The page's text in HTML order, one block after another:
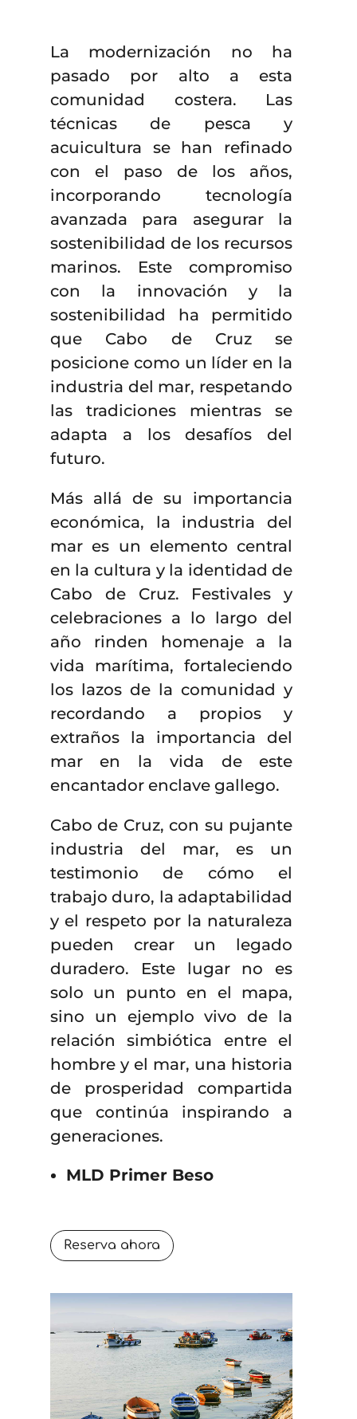
La modernización no ha
pasado por alto a esta
comunidad costera. Las
técnicas de pesca y
acuicultura se han refinado
con el paso de los años,
incorporando tecnología
avanzada para asegurar la
sostenibilidad de los recursos
marinos. Este compromiso
con la innovación y la
sostenibilidad ha permitido
que Cabo de Cruz se
posicione como un líder en la
industria del mar, respetando
las tradiciones mientras se
adapta a los desafíos del
futuro.
Más allá de su importancia
económica, la industria del
mar es un elemento central
en la cultura y la identidad de
Cabo de Cruz. Festivales y
celebraciones a lo largo del
año rinden homenaje a la
vida marítima, fortaleciendo
los lazos de la comunidad y
recordando a propios y
extraños la importancia del
mar en la vida de este
encantador enclave gallego.
Cabo de Cruz, con su pujante
industria del mar, es un
testimonio de cómo el
trabajo duro, la adaptabilidad
y el respeto por la naturaleza
pueden crear un legado
duradero. Este lugar no es
solo un punto en el mapa,
sino un ejemplo vivo de la
relación simbiótica entre el
hombre y el mar, una historia
de prosperidad compartida
que continúa inspirando a
generaciones.
MLD Primer Beso
Reserva ahora